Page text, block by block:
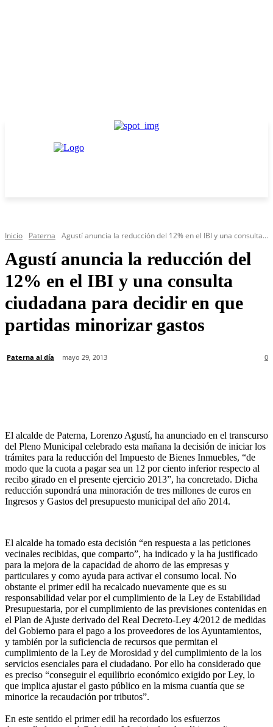
Inicio Paterna Agustí anuncia la reducción del 12% en el IBI y una consulta...
Agustí anuncia la reducción del
12% en el IBI y una consulta
ciudadana para decidir en que
partidas minorizar gastos
Paterna al día mayo 29, 2013 0
El alcalde de Paterna, Lorenzo Agustí, ha anunciado en el transcurso
del Pleno Municipal celebrado esta mañana la decisión de iniciar los
trámites para la reducción del Impuesto de Bienes Inmuebles, “de
modo que la cuota a pagar sea un 12 por ciento inferior respecto al
recibo girado en el presente ejercicio 2013”, ha concretado. Dicha
reducción supondrá una minoración de tres millones de euros en
Ingresos y Gastos del presupuesto municipal del año 2014.
El alcalde ha tomado esta decisión “en respuesta a las peticiones
vecinales recibidas, que comparto”, ha indicado y la ha justificado
para la mejora de la capacidad de ahorro de las empresas y
particulares y como ayuda para activar el consumo local. No
obstante el primer edil ha recalcado nuevamente que es su
responsabilidad velar por el cumplimiento de la Ley de Estabilidad
Presupuestaria, por el cumplimiento de las previsiones contenidas en
el Plan de Ajuste derivado del Real Decreto-Ley 4/2012 de medidas
del Gobierno para el pago a los proveedores de los Ayuntamientos,
y también por la suficiencia de recursos que permitan el
cumplimiento de la Ley de Morosidad y del cumplimiento de la los
servicios esenciales para el ciudadano. Por ello ha considerado que
es preciso “conseguir el equilibrio económico exigido por Ley, lo
que implica ajustar el gasto público en la misma cuantía que se
minorice la recaudación por tributos”.
En este sentido el primer edil ha recordado los esfuerzos